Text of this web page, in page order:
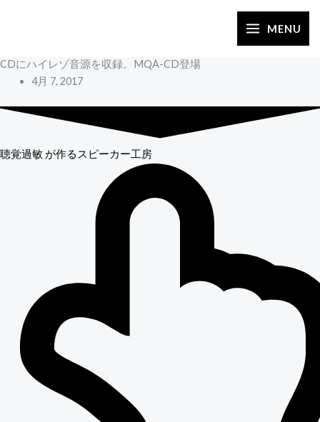
ス
ッ
MENU
CDにハイレゾ音源を収録。MQA-CD登場
4月 7, 2017
聴覚過敏 が作るスピーカー工房